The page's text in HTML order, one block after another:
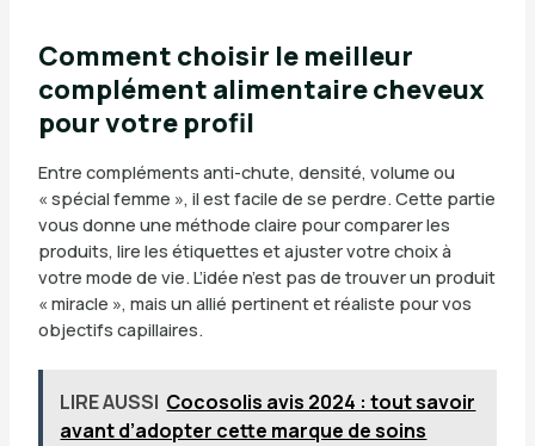
Comment choisir le meilleur
complément alimentaire cheveux
pour votre profil
Entre compléments anti-chute, densité, volume ou
« spécial femme », il est facile de se perdre. Cette partie
vous donne une méthode claire pour comparer les
produits, lire les étiquettes et ajuster votre choix à
votre mode de vie. L’idée n’est pas de trouver un produit
« miracle », mais un allié pertinent et réaliste pour vos
objectifs capillaires.
LIRE AUSSI Cocosolis avis 2024 : tout savoir
avant d’adopter cette marque de soins